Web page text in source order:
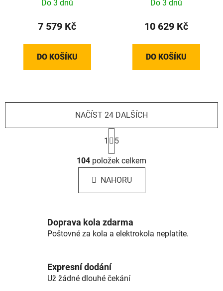
Do 3 dnů
7 579 Kč
DO KOŠÍKU
Do 3 dnů
10 629 Kč
DO KOŠÍKU
O
v
l
á
d
c
í
p
v
k
y
NAČÍST 24 DALŠÍCH
S
t
r
á
n
k
n
í
1 5
104 položek celkem
NAHORU
Doprava kola zdarma
Poštovné za kola a elektrokola neplatíte.
Expresní dodání
Už žádné dlouhé čekání